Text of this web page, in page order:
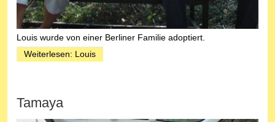
Louis wurde von einer Berliner Familie adoptiert.
Weiterlesen: Louis
Tamaya